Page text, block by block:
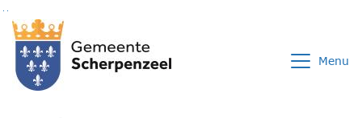
Ga naar de inhoud van deze pagina
Ga naar het zoeken
Ga naar het menu
Menu